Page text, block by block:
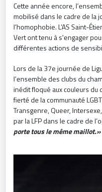
Cette année encore,
mobilisé dans le cadre de la
l’homophobie. L’AS Saint-
Vert ont tenu à s'engager
différentes actions de
Lors de la 37e journée de
l’ensemble des clubs du
inédit floqué aux couleurs
fierté de la communauté
Transgenre, Queer,
par la LFP dans le cadre de
porte tous le même maillot.»